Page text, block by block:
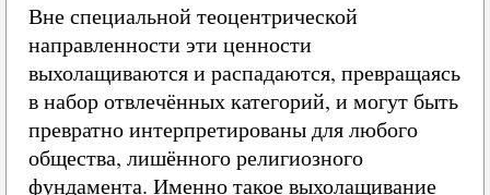
Вне специальной теоцентрической
направленности эти ценности
выхолащиваются и распадаются, превращаясь
в набор отвлечённых категорий, и могут быть
превратно интерпретированы для любого
общества, лишённого религиозного
фундамента. Именно такое выхолащивание